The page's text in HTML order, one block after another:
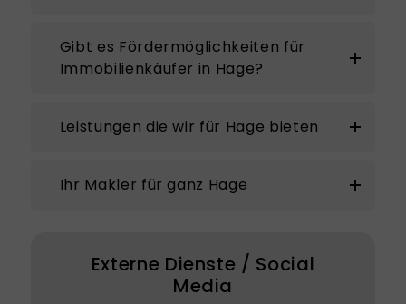
Gibt es Fördermöglichkeiten für
Immobilienkäufer in Hage?
Leistungen die wir für Hage bieten
Ihr Makler für ganz Hage
Externe Dienste / Social
Media